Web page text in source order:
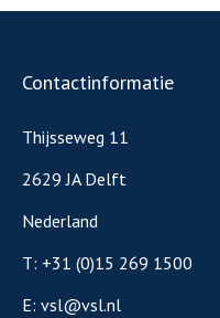
Contactinformatie
Thijsseweg 11
2629 JA Delft
Nederland
T: +31 (0)15 269 1500
E: vsl@vsl.nl